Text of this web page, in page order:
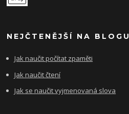
NEJČTENĚJŠÍ NA BLOGU
Jak naučit počítat zpaměti
Jak naučit čtení
Jak se naučit vyjmenovaná slova